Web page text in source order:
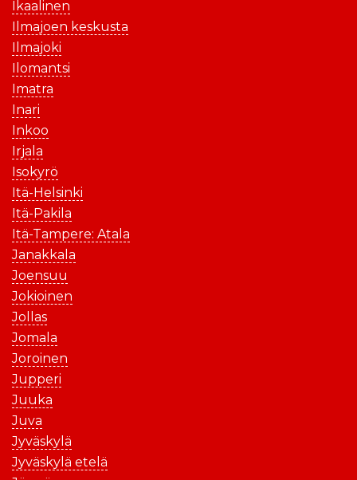
Ikaalinen
Ilmajoen keskusta
Ilmajoki
Ilomantsi
Imatra
Inari
Inkoo
Irjala
Isokyrö
Itä-Helsinki
Itä-Pakila
Itä-Tampere: Atala
Janakkala
Joensuu
Jokioinen
Jollas
Jomala
Joroinen
Jupperi
Juuka
Juva
Jyväskylä
Jyväskylä etelä